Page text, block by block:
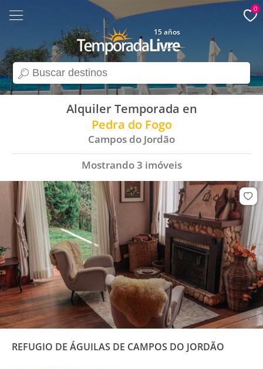
search
15 años
0
Alquiler Temporada en
Pedra do Fogo
Campos do Jordão
Mostrando3 imóveis
REFUGIO DE ÁGUILAS DE CAMPOS DO JORDÃO